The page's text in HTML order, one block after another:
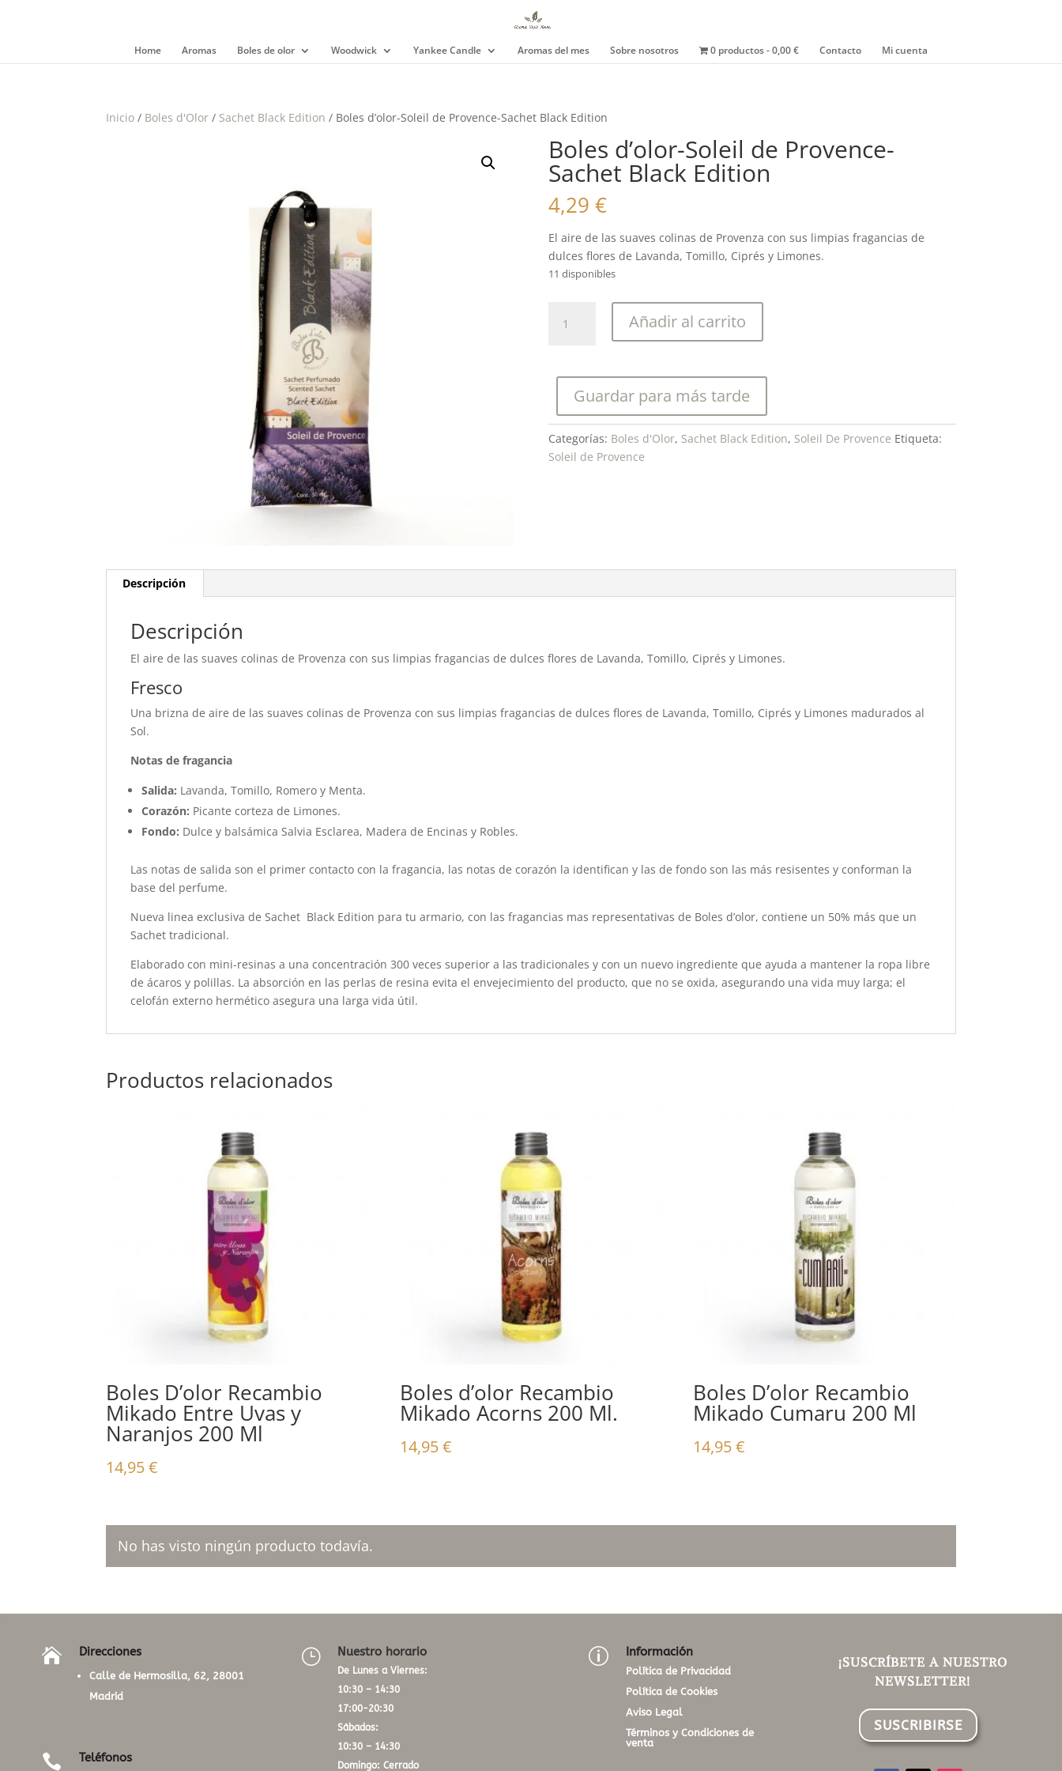
Home Aromas Boles de olor Woodwick Yankee Candle Aromas del mes Sobre nosotros 0 productos 0,00 € Contacto Mi cuenta
Inicio / Boles d'Olor / Sachet Black Edition / Boles d’olor-Soleil de Provence-Sachet Black Edition
Boles d’olor-Soleil de Provence-
Sachet Black Edition
4,29 €
El aire de las suaves colinas de Provenza con sus limpias fragancias de
dulces flores de Lavanda, Tomillo, Ciprés y Limones.
11 disponibles
d'olor-
Provence-
Sachet
Black
Edition
cantidad
Añadir al carrito
Guardar para más tarde
Categorías: Boles d'Olor, Sachet Black Edition, Soleil De Provence Etiqueta:
Soleil de Provence
Descripción
Descripción
El aire de las suaves colinas de Provenza con sus limpias fragancias de dulces flores de Lavanda, Tomillo, Ciprés y Limones.
Fresco
Una brizna de aire de las suaves colinas de Provenza con sus limpias fragancias de dulces flores de Lavanda, Tomillo, Ciprés y Limones madurados al
Sol.
Notas de fragancia
Salida: Lavanda, Tomillo, Romero y Menta.
Corazón: Picante corteza de Limones.
Fondo: Dulce y balsámica Salvia Esclarea, Madera de Encinas y Robles.
Las notas de salida son el primer contacto con la fragancia, las notas de corazón la identifican y las de fondo son las más resisentes y conforman la
base del perfume.
Nueva linea exclusiva de Sachet Black Edition para tu armario, con las fragancias mas representativas de Boles d’olor, contiene un 50% más que un
Sachet tradicional.
Elaborado con mini-resinas a una concentración 300 veces superior a las tradicionales y con un nuevo ingrediente que ayuda a mantener la ropa libre
de ácaros y polillas. La absorción en las perlas de resina evita el envejecimiento del producto, que no se oxida, asegurando una vida muy larga; el
celofán externo hermético asegura una larga vida útil.
Productos relacionados
Boles D’olor Recambio
Mikado Entre Uvas y
Naranjos 200 Ml
14,95€
Boles d’olor Recambio
Mikado Acorns 200 Ml.
14,95€
Boles D’olor Recambio
Mikado Cumaru 200 Ml
14,95€
No has visto ningún producto todavía.
 Direcciones
Calle de Hermosilla, 62, 28001
Madrid
 Teléfonos
} Nuestro horario
De Lunes a Viernes:
10:30 – 14:30
17:00-20:30
Sábados:
10:30 – 14:30
Domingo: Cerrado
p Información
Política de Privacidad
Política de Cookies
Aviso Legal
Términos y Condiciones de
venta
¡SUSCRÍBETE A NUESTRO
NEWSLETTER!
SUSCRIBIRSE